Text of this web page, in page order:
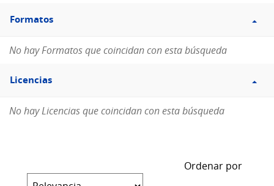
Filtro
Formatos
Formatos
No hay Formatos que coincidan con esta búsqueda
Filtro
Licencias
Licencias
No hay Licencias que coincidan con esta búsqueda
Ordenar por